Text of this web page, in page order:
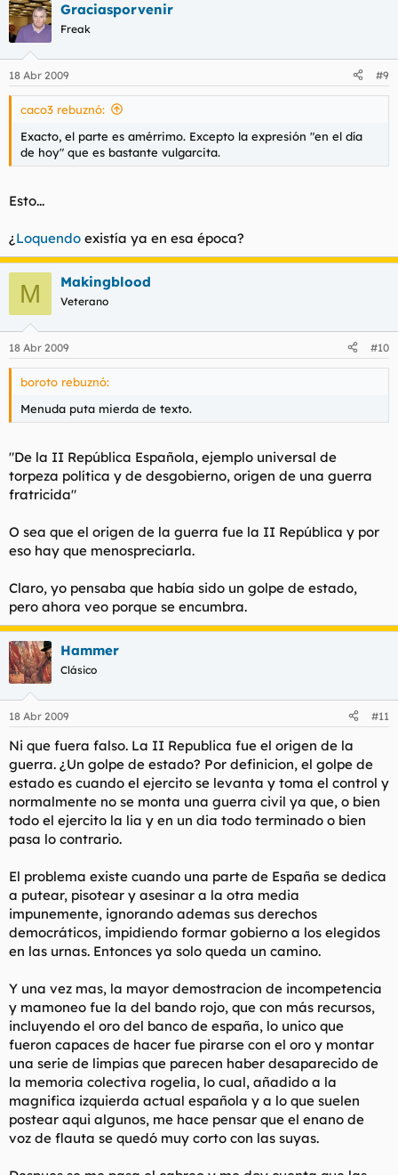
Graciasporvenir
Freak
18 Abr 2009 #9
caco3 rebuznó:
Exacto, el parte es amérrimo. Excepto la expresión "en el día
de hoy" que es bastante vulgarcita.
Esto...
¿ Loquendo existía ya en esa época?
M Makingblood
Veterano
18 Abr 2009 #10
boroto rebuznó:
Menuda puta mierda de texto.
"De la II República Española, ejemplo universal de
torpeza política y de desgobierno, origen de una guerra
fratricida"
O sea que el origen de la guerra fue la II República y por
eso hay que menospreciarla.
Claro, yo pensaba que había sido un golpe de estado,
pero ahora veo porque se encumbra.
Hammer
Clásico
18 Abr 2009 #11
Ni que fuera falso. La II Republica fue el origen de la
guerra. ¿Un golpe de estado? Por definicion, el golpe de
estado es cuando el ejercito se levanta y toma el control y
normalmente no se monta una guerra civil ya que, o bien
todo el ejercito la lia y en un dia todo terminado o bien
pasa lo contrario.
El problema existe cuando una parte de España se dedica
a putear, pisotear y asesinar a la otra media
impunemente, ignorando ademas sus derechos
democráticos, impidiendo formar gobierno a los elegidos
en las urnas. Entonces ya solo queda un camino.
Y una vez mas, la mayor demostracion de incompetencia
y mamoneo fue la del bando rojo, que con más recursos,
incluyendo el oro del banco de españa, lo unico que
fueron capaces de hacer fue pirarse con el oro y montar
una serie de limpias que parecen haber desaparecido de
la memoria colectiva rogelia, lo cual, añadido a la
magnifica izquierda actual española y a lo que suelen
postear aqui algunos, me hace pensar que el enano de
voz de flauta se quedó muy corto con las suyas.